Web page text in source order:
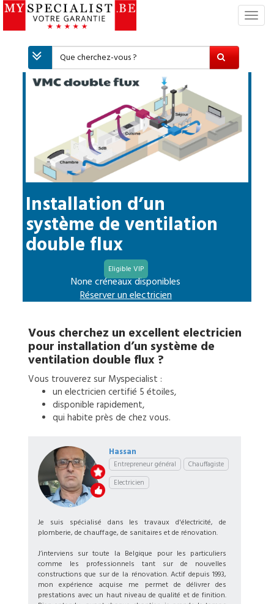
S
c
Installation d’un
système de ventilation
double flux
Eligible VIP
None créneaux disponibles
Réserver un electricien
Vous cherchez un excellent electricien
pour installation d’un système de
ventilation double flux ?
Vous trouverez sur Myspecialist :
un electricien certifié 5 étoiles,
disponible rapidement,
qui habite près de chez vous.
Hassan
Entrepreneur général
Chauffagiste
Electricien
Je suis spécialisé dans les travaux d'électricité, de
plomberie, de chauffage, de sanitaires et de rénovation.
J’interviens sur toute la Belgique pour les particuliers
comme les professionnels tant sur de nouvelles
constructions que sur de la rénovation. Actif depuis 1993,
mon expérience acquise me permet de délivrer des
prestations avec un haut niveau de qualité et de finition.